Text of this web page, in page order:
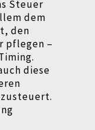
Steuer
dem
den
pflegen –
diese
zusteuert.